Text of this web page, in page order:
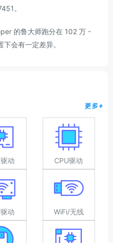
。
的鲁大师跑分在 102 万 -
会有一定差异。
更多+
动 CPU驱动
动 WiFi/无线